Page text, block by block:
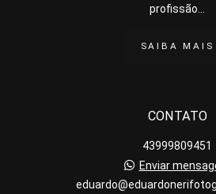
profissão...
SAIBA MAIS
CONTATO
43999809451
Enviar